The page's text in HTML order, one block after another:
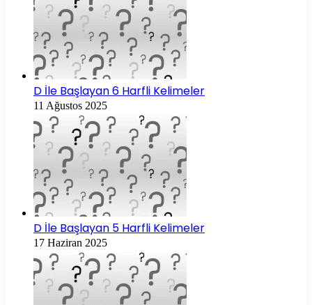
D İle Başlayan 6 Harfli Kelimeler
11 Ağustos 2025
D İle Başlayan 5 Harfli Kelimeler
17 Haziran 2025